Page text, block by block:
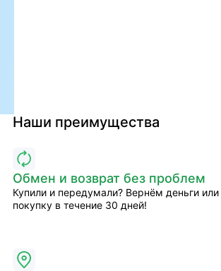
Наши преимущества
Обмен и возврат без проблем
Купили и передумали? Вернём деньги
покупку в течение 30 дней!